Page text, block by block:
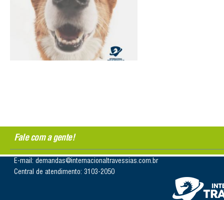
Fale com a gente!
E-mail: demandas@internacionaltravessias.com.br
Central de atendimento: 3103-2050